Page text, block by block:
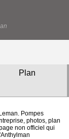
Plan
Pompes
photos, plan
non officiel qui